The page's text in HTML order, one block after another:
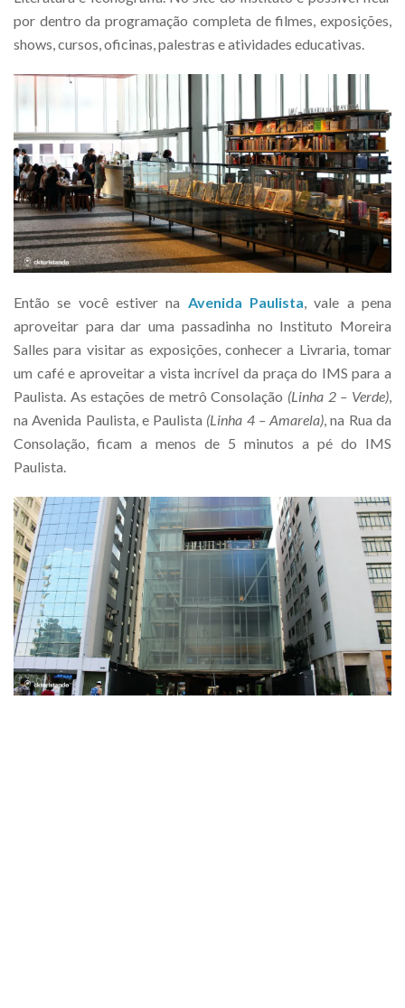
por dentro da programação completa de filmes, exposições,
shows, cursos, oficinas, palestras e atividades educativas.
Então se você estiver na Avenida Paulista, vale a pena
aproveitar para dar uma passadinha no Instituto Moreira
Salles para visitar as exposições, conhecer a Livraria, tomar
um café e aproveitar a vista incrível da praça do IMS para a
Paulista. As estações de metrô Consolação (Linha 2 – Verde),
na Avenida Paulista, e Paulista (Linha 4 – Amarela), na Rua da
Consolação, ficam a menos de 5 minutos a pé do IMS
Paulista.